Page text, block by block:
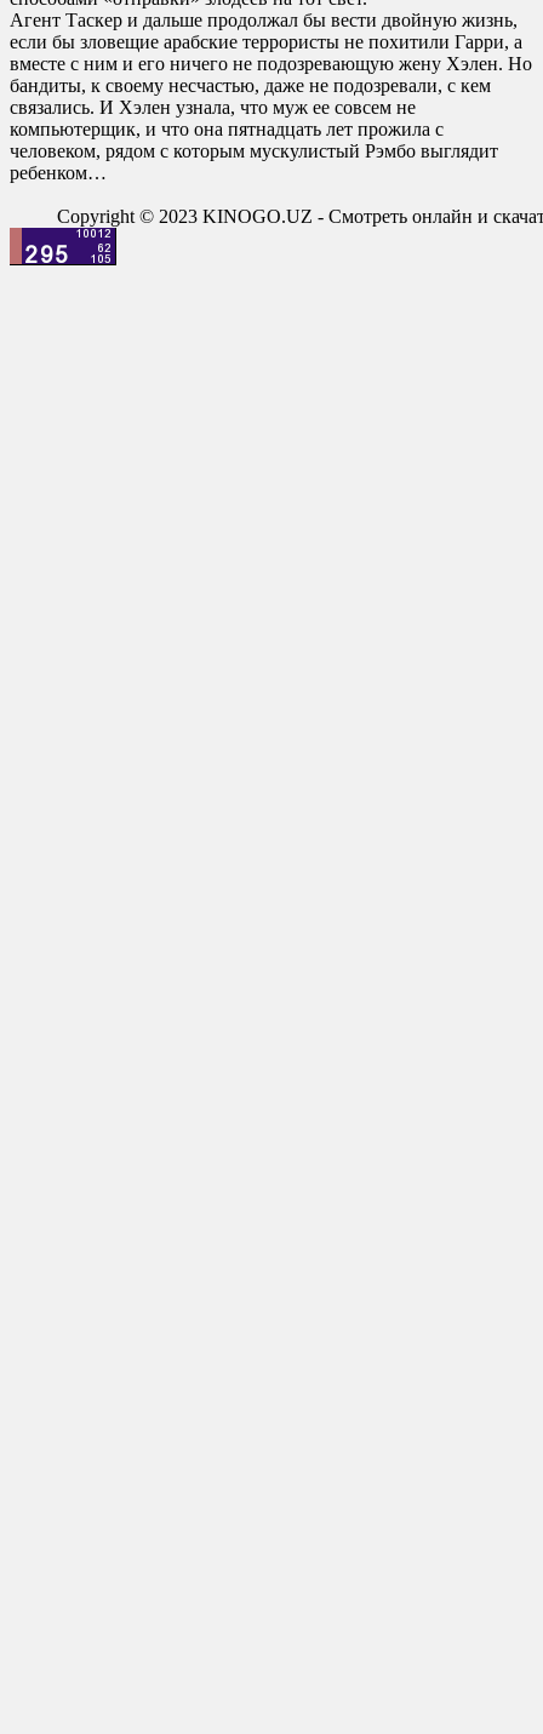
Агент Таскер и дальше продолжал бы вести двойную жизнь,
если бы зловещие арабские террористы не похитили Гарри, а
вместе с ним и его ничего не подозревающую жену Хэлен. Но
бандиты, к своему несчастью, даже не подозревали, с кем
связались. И Хэлен узнала, что муж ее совсем не
компьютерщик, и что она пятнадцать лет прожила с
человеком, рядом с которым мускулистый Рэмбо выглядит
ребенком…
Copyright © 2023 KINOGO.UZ - Смотреть онлайн и